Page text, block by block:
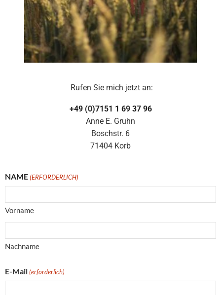
Rufen Sie mich jetzt an:
+49 (0)7151 1 69 37 96
Anne E. Gruhn
Boschstr. 6
71404 Korb
NAME (ERFORDERLICH)
Vorname
Nachname
E-Mail (erforderlich)